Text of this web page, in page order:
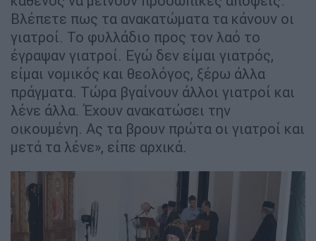
Βλέπετε πως τα ανακατώματα τα κάνουν οι
γιατροί. Το φυλλάδιο προς τον λαό το
έγραψαν γιατροί. Εγώ δεν είμαι γιατρός,
είμαι νομικός και θεολόγος, ξέρω άλλα
πράγματα. Τώρα βγαίνουν άλλοι γιατροί και
λένε άλλα. Έχουν ανακατώσει την
οικουμένη. Ας τα βρουν πρώτα οι γιατροί και
μετά τα λένε», είπε αρχικά.